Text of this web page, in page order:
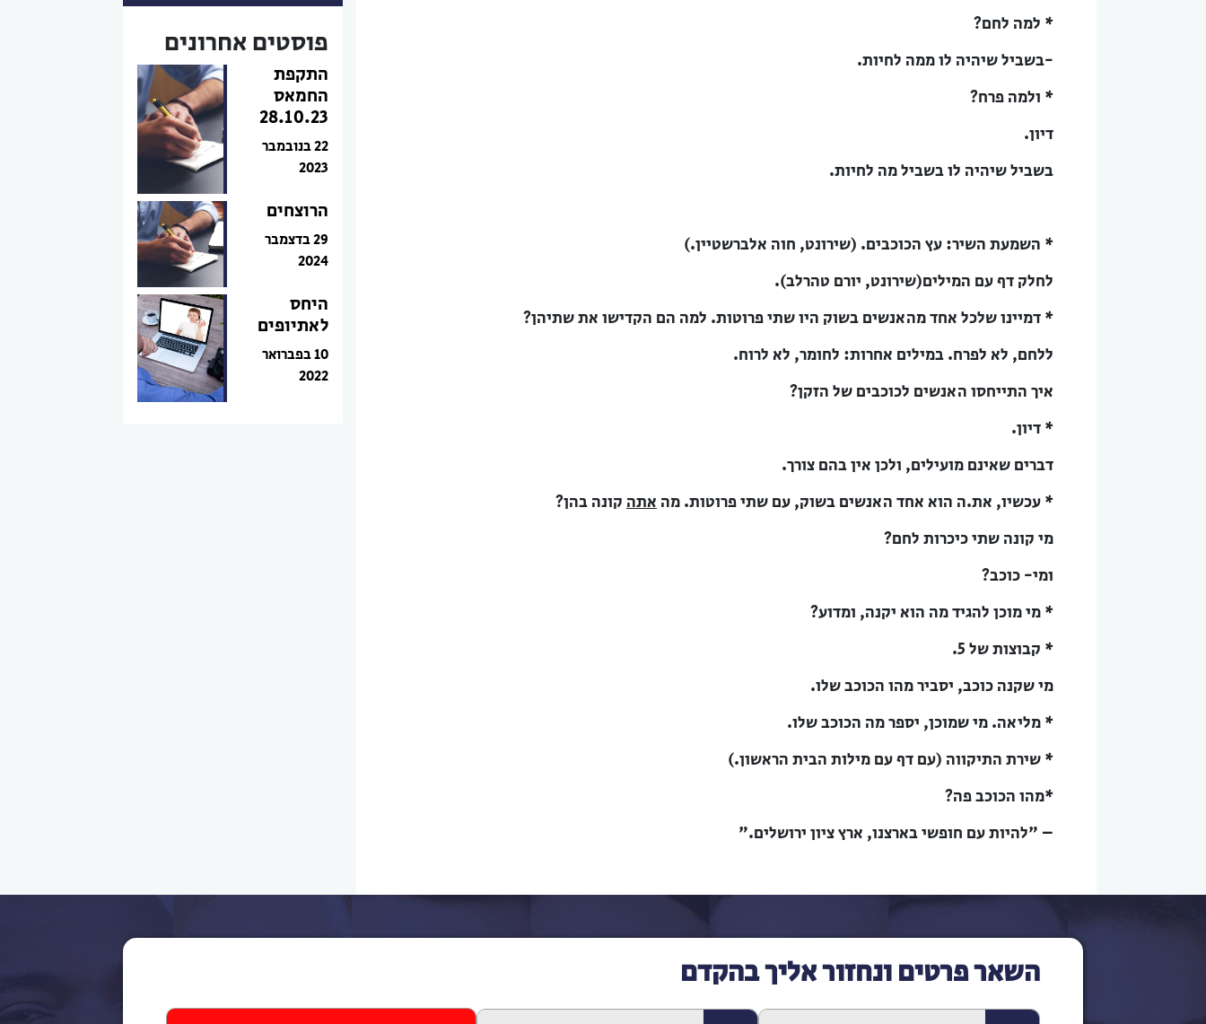
* למה לחם?
-בשביל שיהיה לו ממה לחיות.
* ולמה פרח?
דיון.
בשביל שיהיה לו בשביל מה לחיות.
* השמעת השיר: עץ הכוכבים. (שירונט, חוה אלברשטיין.)
לחלק דף עם המילים(שירונט, יורם טהרלב).
* דמיינו שלכל אחד מהאנשים בשוק היו שתי פרוטות. למה הם הקדישו את שתיהן?
ללחם, לא לפרח. במילים אחרות: לחומר, לא לרוח.
איך התייחסו האנשים לכוכבים של הזקן?
* דיון.
דברים שאינם מועילים, ולכן אין בהם צורך.
* עכשיו, את.ה הוא אחד האנשים בשוק, עם שתי פרוטות. מהאתהקונה בהן?
מי קונה שתי כיכרות לחם?
ומי- כוכב?
* מי מוכן להגיד מה הוא יקנה, ומדוע?
* קבוצות של 5.
מי שקנה כוכב, יסביר מהו הכוכב שלו.
* מליאה. מי שמוכן, יספר מה הכוכב שלו.
* שירת התיקווה (עם דף עם מילות הבית הראשון.)
*מהו הכוכב פה?
– "להיות עם חופשי בארצנו, ארץ ציון ירושלים."
פוסטים אחרונים
התקפת
החמאס
28.10.23
22 בנובמבר
2023
הרוצחים
29 בדצמבר
2024
היחס
לאתיופים
10 בפברואר
2022
השאר פרטים ונחזור אליך בהקדם